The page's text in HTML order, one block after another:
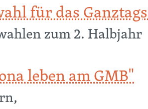
für das
zum 2. Halbjahr
leben am GMB"